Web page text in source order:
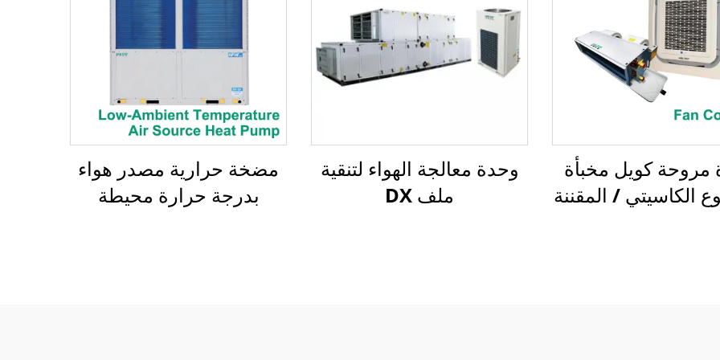
مروحة كويل مخبأة
الكاسيتي / المقننة
وحدة معالجة الهواء لتنقية
ملف DX
مضخة حرارية مصدر هواء
بدرجة حرارة محيطة